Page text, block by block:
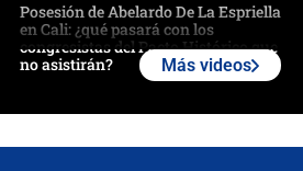
Posesión de Abelardo De La Espriella
en Cali: ¿qué pasará con los
congresistas del Pacto Histórico que
no asistirán?
Más videos